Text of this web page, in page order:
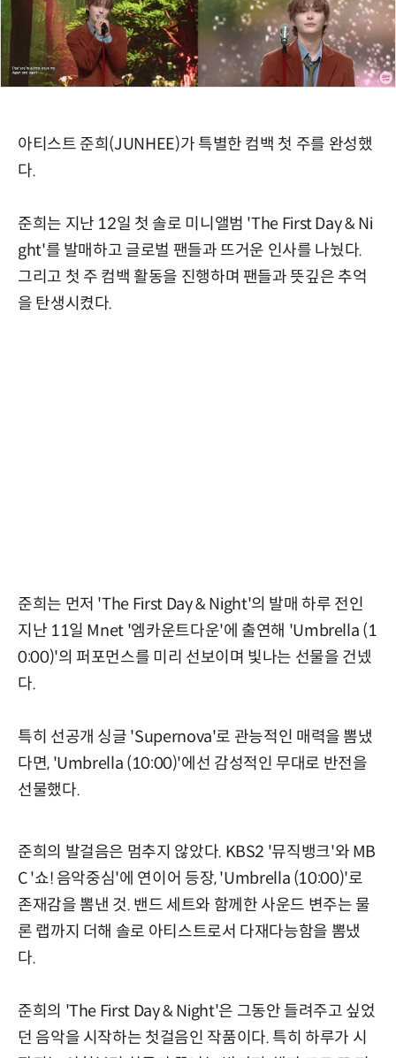
아티스트 준희(JUNHEE)가 특별한 컴백 첫 주를 완성했
다.
준희는 지난 12일 첫 솔로 미니앨범 'The First Day & Ni
ght'를 발매하고 글로벌 팬들과 뜨거운 인사를 나눴다.
그리고 첫 주 컴백 활동을 진행하며 팬들과 뜻깊은 추억
을 탄생시켰다.
준희는 먼저 'The First Day & Night'의 발매 하루 전인
지난 11일 Mnet '엠카운트다운'에 출연해 'Umbrella (1
0:00)'의 퍼포먼스를 미리 선보이며 빛나는 선물을 건넸
다.
특히 선공개 싱글 'Supernova'로 관능적인 매력을 뽐냈
다면, 'Umbrella (10:00)'에선 감성적인 무대로 반전을
선물했다.
준희의 발걸음은 멈추지 않았다. KBS2 '뮤직뱅크'와 MB
C '쇼! 음악중심'에 연이어 등장, 'Umbrella (10:00)'로
존재감을 뽐낸 것. 밴드 세트와 함께한 사운드 변주는 물
론 랩까지 더해 솔로 아티스트로서 다재다능함을 뽐냈
다.
준희의 'The First Day & Night'은 그동안 들려주고 싶었
던 음악을 시작하는 첫걸음인 작품이다. 특히 하루가 시